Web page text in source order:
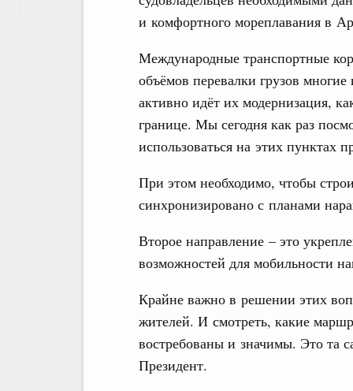
и комфортного мореплавания в
Международные транспортные
объёмов перевалки грузов
активно идёт их модернизация,
границе. Мы сегодня как раз
использоваться на этих пунктах
При этом необходимо, чтобы
синхронизировано с планами
Второе направление – это
возможностей для мобильности
Крайне важно в решении этих
жителей. И смотреть, какие
востребованы и значимы. Это та
Президент.